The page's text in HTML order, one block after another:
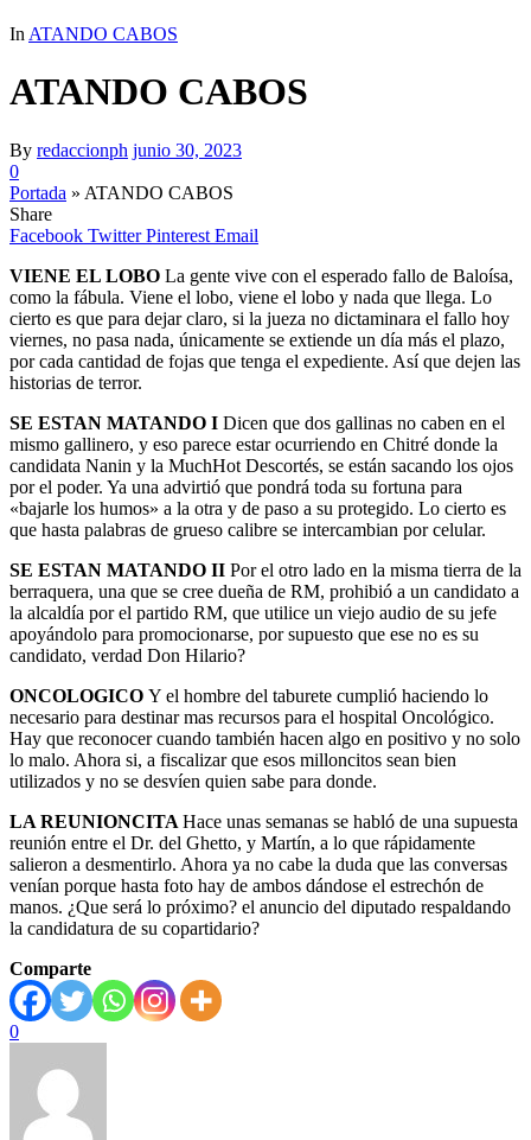
In ATANDO CABOS
ATANDO CABOS
By redaccionph junio 30, 2023
0
Portada » ATANDO CABOS
Share
Facebook Twitter Pinterest Email
VIENE EL LOBO La gente vive con el esperado fallo de Baloísa,
como la fábula. Viene el lobo, viene el lobo y nada que llega. Lo
cierto es que para dejar claro, si la jueza no dictaminara el fallo hoy
viernes, no pasa nada, únicamente se extiende un día más el plazo,
por cada cantidad de fojas que tenga el expediente. Así que dejen las
historias de terror.
SE ESTAN MATANDO I Dicen que dos gallinas no caben en el
mismo gallinero, y eso parece estar ocurriendo en Chitré donde la
candidata Nanin y la MuchHot Descortés, se están sacando los ojos
por el poder. Ya una advirtió que pondrá toda su fortuna para
«bajarle los humos» a la otra y de paso a su protegido. Lo cierto es
que hasta palabras de grueso calibre se intercambian por celular.
SE ESTAN MATANDO II Por el otro lado en la misma tierra de la
berraquera, una que se cree dueña de RM, prohibió a un candidato a
la alcaldía por el partido RM, que utilice un viejo audio de su jefe
apoyándolo para promocionarse, por supuesto que ese no es su
candidato, verdad Don Hilario?
ONCOLOGICO Y el hombre del taburete cumplió haciendo lo
necesario para destinar mas recursos para el hospital Oncológico.
Hay que reconocer cuando también hacen algo en positivo y no solo
lo malo. Ahora si, a fiscalizar que esos milloncitos sean bien
utilizados y no se desvíen quien sabe para donde.
LA REUNIONCITA Hace unas semanas se habló de una supuesta
reunión entre el Dr. del Ghetto, y Martín, a lo que rápidamente
salieron a desmentirlo. Ahora ya no cabe la duda que las conversas
venían porque hasta foto hay de ambos dándose el estrechón de
manos. ¿Que será lo próximo? el anuncio del diputado respaldando
la candidatura de su copartidario?
Comparte
0